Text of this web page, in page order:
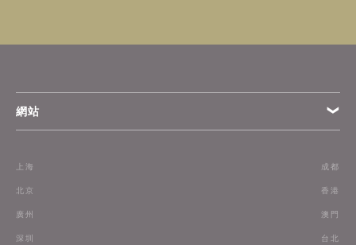
網站
訂閱
上海
北京
廣州
深圳
成都
香港
澳門
台北